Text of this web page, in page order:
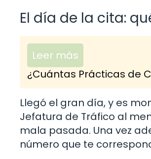
El día de la cita:
Leer más
¿Cuántas Prácticas de
Llegó el gran día, y es
Jefatura de Tráfico al
mala pasada. Una vez
número que te